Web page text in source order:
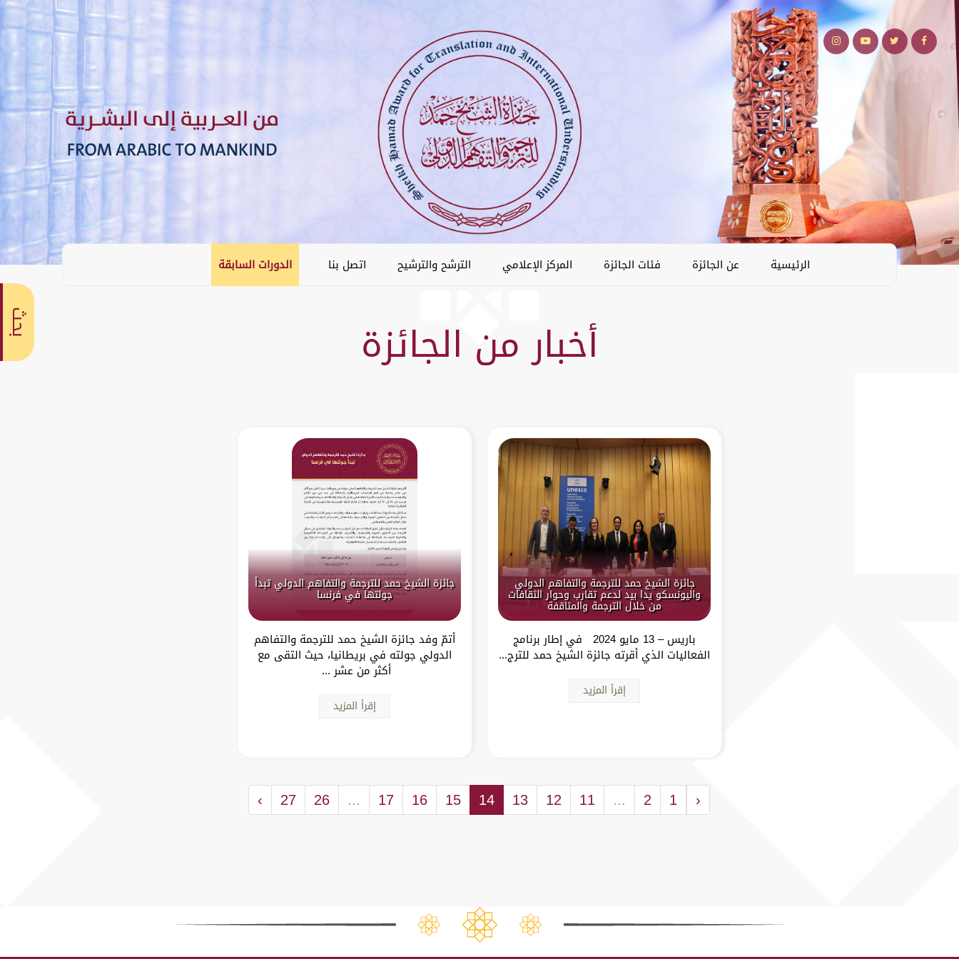
الرئيسية عن الجائزة فئات الجائزة المركز الإعلامي الترشح والترشيح اتصل بنا الدورات السابقة
أخبار من الجائزة
جائزة الشيخ حمد للترجمة والتفاهم الدولي
واليونسكو يدا بيد لدعم تقارب وحوار الثقافات
من خلال الترجمة والمثاقفة
باريس – 13 مايو 2024 في إطار برنامج
الفعاليات الذي أقرته جائزة الشيخ حمد للترج...
إقرأ المزيد
جائزة الشيخ حمد للترجمة والتفاهم الدولي تبدأ
جولتها في فرنسا
أتمّ وفد جائزة الشيخ حمد للترجمة والتفاهم
الدولي جولته في بريطانيا، حيث التقى مع
أكثر من عشر ...
إقرأ المزيد
‹
1
2
...
11
12
13
14
15
16
17
...
26
27
›
بحث